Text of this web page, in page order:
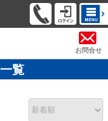
お問合せ
覧